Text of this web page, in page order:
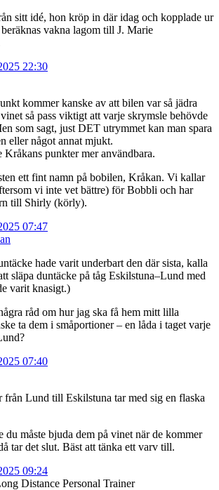
sitt idé, hon kröp in där idag och kopplade ur
vakna lagom till J. Marie
22:30
kommer kanske av att bilen var så jädra
så pass viktigt att varje skrymsle behövde
som sagt, just DET utrymmet kan man spara
eller något annat mjukt.
Kråkans punkter mer användbara.
ett fint namn på bobilen, Kråkan. Vi kallar
vi inte vet bättre) för Bobbli och har
till Shirly (körly).
07:47
hade varit underbart den där sista, kalla
släpa duntäcke på tåg Eskilstuna–Lund med
varit knasigt.)
råd om hur jag ska få hem mitt lilla
ta dem i småportioner – en låda i taget varje
07:40
från Lund till Eskilstuna tar med sig en flaska
du måste bjuda dem på vinet när de kommer
tar det slut. Bäst att tänka ett varv till.
09:24
Distance Personal Trainer